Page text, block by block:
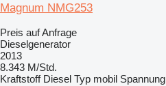
Magnum NMG253
Preis auf Anfrage
Dieselgenerator
2013
8.343 M/Std.
Kraftstoff Diesel Typ mobil Spannung